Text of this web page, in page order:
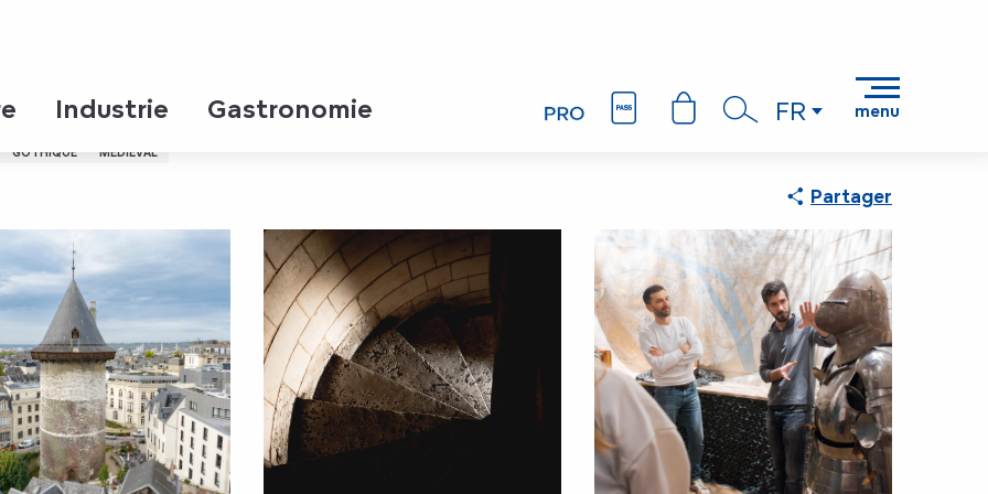
FR menu
Industrie Gastronomie
GOTHIQUE MÉDIÉVAL
Partager